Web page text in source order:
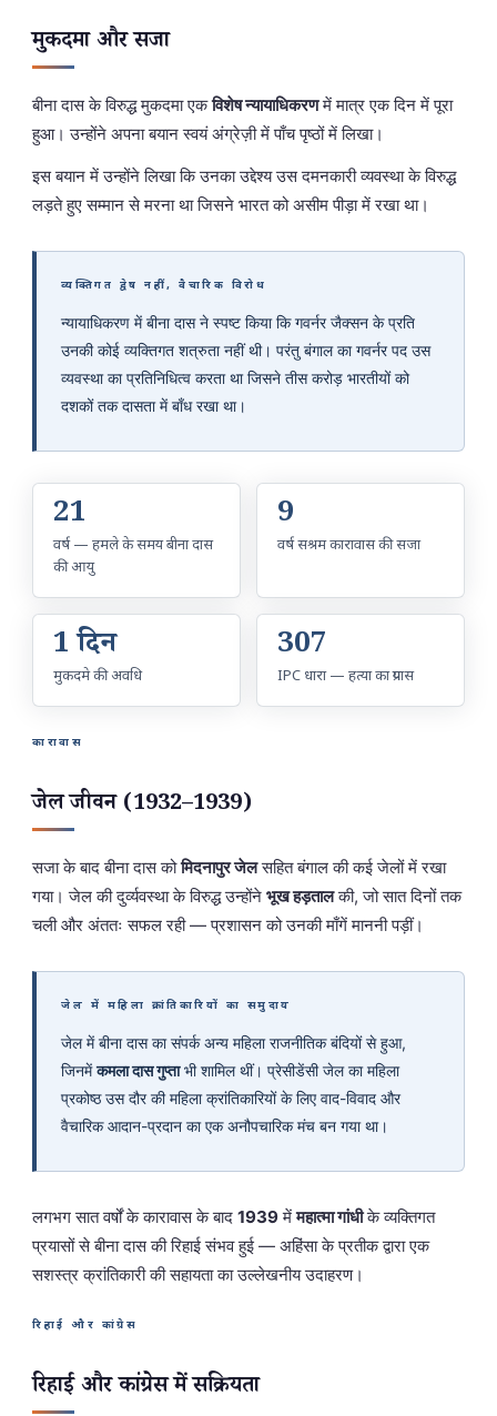
मुकदमा और सजा
बीना दास के विरुद्ध मुकदमा एकविशेष न्यायाधिकरणमें मात्र एक दिन में पूरा
हुआ। उन्होंने अपना बयान स्वयं अंग्रेज़ी में पाँच पृष्ठों में लिखा।
इस बयान में उन्होंने लिखा कि उनका उद्देश्य उस दमनकारी व्यवस्था के विरुद्ध
लड़ते हुए सम्मान से मरना था जिसने भारत को असीम पीड़ा में रखा था।
व्यक्तिगत द्वेष नहीं, वैचारिक विरोध
न्यायाधिकरण में बीना दास ने स्पष्ट किया कि गवर्नर जैक्सन के प्रति
उनकी कोई व्यक्तिगत शत्रुता नहीं थी। परंतु बंगाल का गवर्नर पद उस
व्यवस्था का प्रतिनिधित्व करता था जिसने तीस करोड़ भारतीयों को
दशकों तक दासता में बाँध रखा था।
21
वर्ष — हमले के समय बीना दास
की आयु
9
वर्ष सश्रम कारावास की सजा
1 दिन
मुकदमे की अवधि
307
IPC धारा — हत्या का प्रयास
कारावास
जेल जीवन (1932–1939)
सजा के बाद बीना दास कोमिदनापुर जेलसहित बंगाल की कई जेलों में रखा
गया। जेल की दुर्व्यवस्था के विरुद्ध उन्होंने भूख हड़तालकी, जो सात दिनों तक
चली और अंततः सफल रही — प्रशासन को उनकी माँगें माननी पड़ीं।
जेल में महिला क्रांतिकारियों का समुदाय
जेल में बीना दास का संपर्क अन्य महिला राजनीतिक बंदियों से हुआ,
जिनमेंकमला दास गुप्ताभी शामिल थीं। प्रेसीडेंसी जेल का महिला
प्रकोष्ठ उस दौर की महिला क्रांतिकारियों के लिए वाद-विवाद और
वैचारिक आदान-प्रदान का एक अनौपचारिक मंच बन गया था।
लगभग सात वर्षों के कारावास के बाद 1939मेंमहात्मा गांधीके व्यक्तिगत
प्रयासों से बीना दास की रिहाई संभव हुई — अहिंसा के प्रतीक द्वारा एक
सशस्त्र क्रांतिकारी की सहायता का उल्लेखनीय उदाहरण।
रिहाई और कांग्रेस
रिहाई और कांग्रेस में सक्रियता